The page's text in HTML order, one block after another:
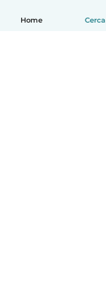
Home Cerca